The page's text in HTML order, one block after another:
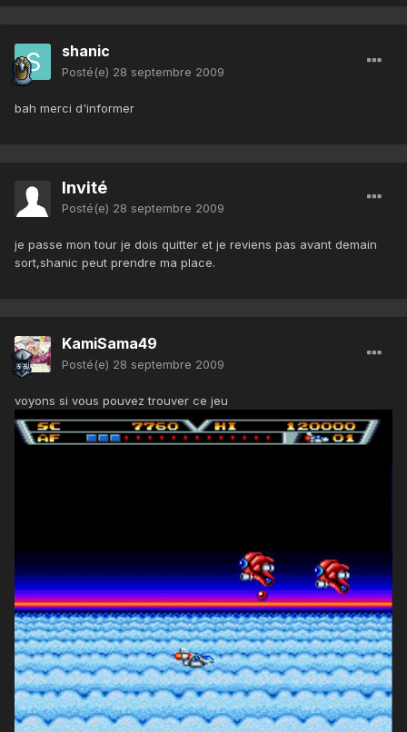
shanic
Posté(e) 28 septembre 2009
bah merci d'informer
Invité
Posté(e) 28 septembre 2009
je passe mon tour je dois quitter et je reviens pas avant demain
sort,shanic peut prendre ma place.
KamiSama49
Posté(e) 28 septembre 2009
voyons si vous pouvez trouver ce jeu